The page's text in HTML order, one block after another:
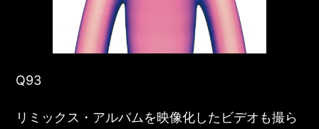
Q93
リミックス・アルバムを映像化したビデオも撮ら